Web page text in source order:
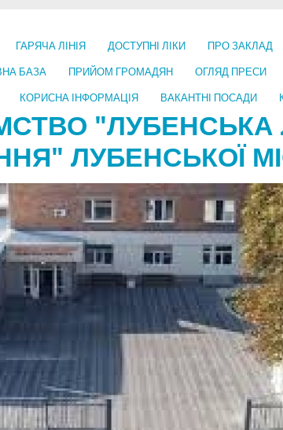
ГАРЯЧА ЛІНІЯ ДОСТУПНІ ЛІКИ ПРО ЗАКЛАД
БАЗА ПРИЙОМ ГРОМАДЯН ОГЛЯД ПРЕСИ
КОРИСНА ІНФОРМАЦІЯ ВАКАНТНІ ПОСАДИ
"ЛУБЕНСЬКА
ЛУБЕНСЬКОЇ